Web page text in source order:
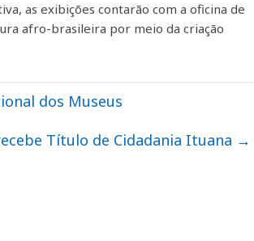
as exibições contarão com a oficina de
afro-brasileira por meio da criação
dos Museus
Título de Cidadania Ituana →